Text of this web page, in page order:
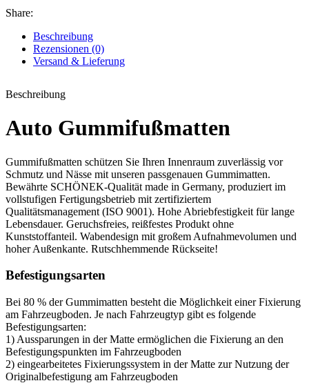
Share:
Beschreibung
Rezensionen (0)
Versand & Lieferung
Beschreibung
Auto Gummifußmatten
Gummifußmatten schützen Sie Ihren Innenraum zuverlässig vor
Schmutz und Nässe mit unseren passgenauen Gummimatten.
Bewährte SCHÖNEK-Qualität made in Germany, produziert im
vollstufigen Fertigungsbetrieb mit zertifiziertem
Qualitätsmanagement (ISO 9001). Hohe Abriebfestigkeit für lange
Lebensdauer. Geruchsfreies, reißfestes Produkt ohne
Kunststoffanteil. Wabendesign mit großem Aufnahmevolumen und
hoher Außenkante. Rutschhemmende Rückseite!
Befestigungsarten
Bei 80 % der Gummimatten besteht die Möglichkeit einer Fixierung
am Fahrzeugboden. Je nach Fahrzeugtyp gibt es folgende
Befestigungsarten:
1) Aussparungen in der Matte ermöglichen die Fixierung an den
Befestigungspunkten im Fahrzeugboden
2) eingearbeitetes Fixierungssystem in der Matte zur Nutzung der
Originalbefestigung am Fahrzeugboden